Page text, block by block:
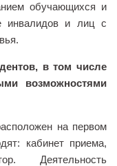
обучающихся и
инвалидов и лиц с
в том числе
возможностями
на первом
кабинет приема,
Деятельность